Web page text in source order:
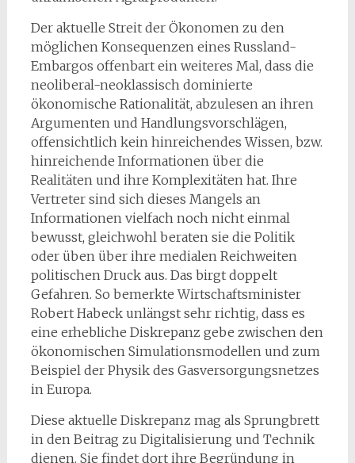
Der aktuelle Streit der Ökonomen zu den
möglichen Konsequenzen eines Russland-
Embargos offenbart ein weiteres Mal, dass die
neoliberal-neoklassisch dominierte
ökonomische Rationalität, abzulesen an ihren
Argumenten und Handlungsvorschlägen,
offensichtlich kein hinreichendes Wissen, bzw.
hinreichende Informationen über die
Realitäten und ihre Komplexitäten hat. Ihre
Vertreter sind sich dieses Mangels an
Informationen vielfach noch nicht einmal
bewusst, gleichwohl beraten sie die Politik
oder üben über ihre medialen Reichweiten
politischen Druck aus. Das birgt doppelt
Gefahren. So bemerkte Wirtschaftsminister
Robert Habeck unlängst sehr richtig, dass es
eine erhebliche Diskrepanz gebe zwischen den
ökonomischen Simulationsmodellen und zum
Beispiel der Physik des Gasversorgungsnetzes
in Europa.
Diese aktuelle Diskrepanz mag als Sprungbrett
in den Beitrag zu Digitalisierung und Technik
dienen. Sie findet dort ihre Begründung in